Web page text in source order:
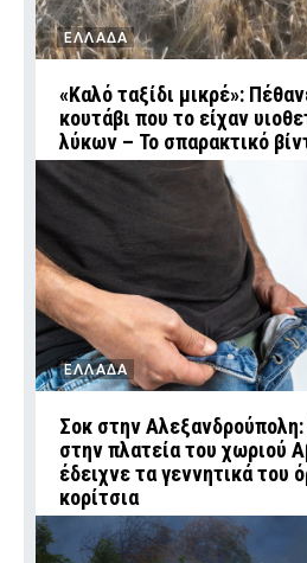
ΕΛΛΑΔΑ
«Καλό ταξίδι μικρέ»:
κουτάβι που το είχαν
λύκων – Το σπαρακτικό
ΕΛΛΑΔΑ
Σοκ στην
στην πλατεία του χωριού
έδειχνε τα γεννητικά του
κορίτσια